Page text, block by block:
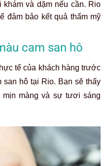
và dặm nếu cần. Rio
đảm bảo kết quả thẩm mỹ
cam san hô
tế của khách hàng trước
san hô tại Rio. Bạn sẽ thấy
màng và sự tươi sáng